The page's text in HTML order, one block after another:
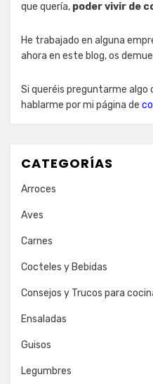
que quería, poder vivir de
He trabajado en alguna
ahora en este blog, os
Si queréis preguntarme algo
hablarme por mi página de
CATEGORÍAS
Arroces
Aves
Carnes
Cocteles y Bebidas
Consejos y Trucos para
Ensaladas
Guisos
Legumbres